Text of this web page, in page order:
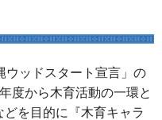
ッドスタート宣言」の
度から木育活動の一環と
を目的に『木育キャラ